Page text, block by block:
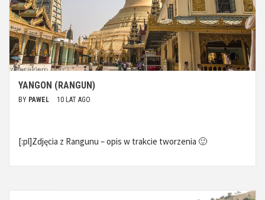
YANGON (RANGUN)
BY PAWEL 10 LAT AGO
[:pl]Zdjęcia z Rangunu – opis w trakcie tworzenia 🙂